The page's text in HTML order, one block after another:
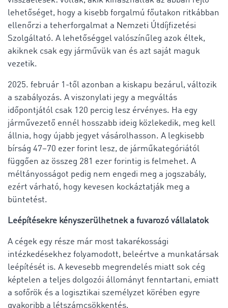
lehetőséget, hogy a kisebb forgalmú főutakon ritkábban
ellenőrzi a teherforgalmat a Nemzeti Útdíjfizetési
Szolgáltató. A lehetőséggel valószínűleg azok éltek,
akiknek csak egy járművük van és azt saját maguk
vezetik.
2025. február 1-től azonban a kiskapu bezárul, változik
a szabályozás. A viszonylati jegy a megváltás
időpontjától csak 120 percig lesz érvényes. Ha egy
járművezető ennél hosszabb ideig közlekedik, meg kell
állnia, hogy újabb jegyet vásárolhasson. A legkisebb
bírság 47–70 ezer forint lesz, de járműkategóriától
függően az összeg 281 ezer forintig is felmehet. A
méltányosságot pedig nem engedi meg a jogszabály,
ezért várható, hogy kevesen kockáztatják meg a
büntetést.
Leépítésekre kényszerülhetnek a fuvarozó vállalatok
A cégek egy része már most takarékossági
intézkedésekhez folyamodott, beleértve a munkatársak
leépítését is. A kevesebb megrendelés miatt sok cég
képtelen a teljes dolgozói állományt fenntartani, emiatt
a sofőrök és a logisztikai személyzet körében egyre
gyakoribb a létszámcsökkentés.